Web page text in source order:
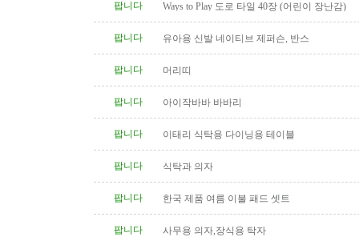
팝니다 Ways to Play 도로 타일 40장 (어린이 장난감)
팝니다 유아용 신발 네이티브 제퍼슨, 반스
팝니다 머리띠
팝니다 아이작바바 바바리
팝니다 이태리 식탁용 다이닝용 테이블
팝니다 식탁과 의자
팝니다 한국 제품 여름 이불 패드 셋트
팝니다 사무용 의자,장식용 탁자